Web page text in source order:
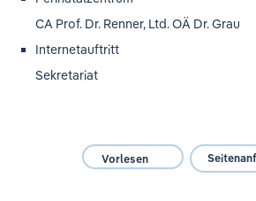
CA Prof. Dr. Renner, Ltd. OÄ Dr. Grau
Internetauftritt
Sekretariat
Vorlesen